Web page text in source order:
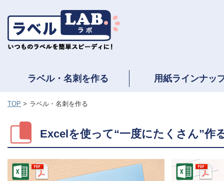
ラベル・名刺を作る 用紙ラインナッ
TOP ラベル・名刺を作る
Excelを使って“一度にたくさん”作